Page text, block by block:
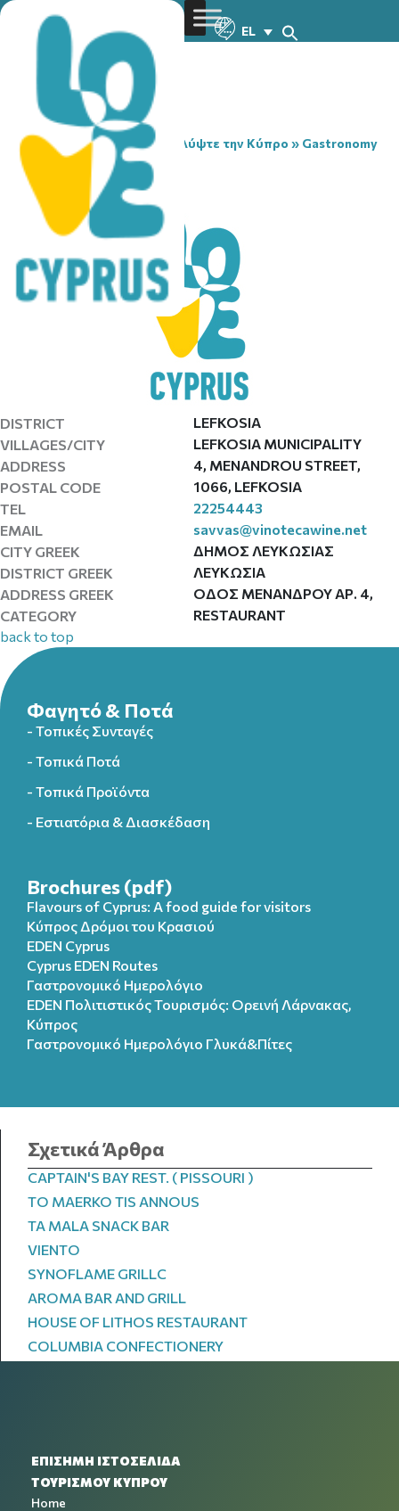
EL
You are here:Home» Ανακαλύψτε την Κύπρο » Gastronomy
» BARRIQUE
BARRIQUE
DISTRICT
LEFKOSIA
VILLAGES/CITY
LEFKOSIA MUNICIPALITY
ADDRESS
4, MENANDROU STREET,
POSTAL CODE
1066, LEFKOSIA
TEL
22254443
EMAIL
savvas@vinotecawine.net
CITY GREEK
ΔΗΜΟΣ ΛΕΥΚΩΣΙΑΣ
DISTRICT GREEK
ΛΕΥΚΩΣΙΑ
ADDRESS GREEK
ΟΔΟΣ ΜΕΝΑΝΔΡΟΥ ΑΡ. 4,
CATEGORY
RESTAURANT
back to top
Φαγητό & Ποτά
- Τοπικές Συνταγές
- Τοπικά Ποτά
- Τοπικά Προϊόντα
- Εστιατόρια & Διασκέδαση
Brochures (pdf)
Flavours of Cyprus: A food guide for visitors
Κύπρος Δρόμοι του Κρασιού
EDEN Cyprus
Cyprus EDEN Routes
Γαστρονομικό Ημερολόγιο
EDEN Πολιτιστικός Τουρισμός: Ορεινή Λάρνακας,
Κύπρος
Γαστρονομικό Ημερολόγιo Γλυκά&Πίτες
Σχετικά Άρθρα
CAPTAIN'S BAY REST. ( PISSOURI )
TO MAERKO TIS ANNOUS
TA MALA SNACK BAR
VIENTO
SYNOFLAME GRILLC
AROMA BAR AND GRILL
HOUSE OF LITHOS RESTAURANT
COLUMBIA CONFECTIONERY
ΕΠΙΣΗΜΗ ΙΣΤΟΣΕΛΙΔΑ
ΤΟΥΡΙΣΜΟΥ ΚΥΠΡΟΥ
Home